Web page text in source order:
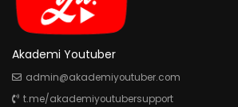
Akademi Youtuber
admin@akademiyoutuber.com
t.me/akademiyoutubersupport